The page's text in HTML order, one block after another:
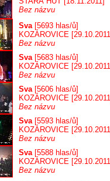
Bez názvu
Sva[5693 hlas/ů]
KOZÁROVICE
Bez názvu
Sva[5683 hlas/ů]
KOZÁROVICE
Bez názvu
Sva[5606 hlas/ů]
KOZÁROVICE
Bez názvu
Sva[5593 hlas/ů]
KOZÁROVICE
Bez názvu
Sva[5588 hlas/ů]
KOZÁROVICE
Bez názvu